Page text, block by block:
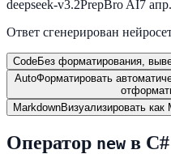
deepseek-v3.2PrepBro AI7
Ответ сгенерирован
CodeБез форматирования,
AutoФорматировать
MarkdownВизуализировать как
Оператор new в C#